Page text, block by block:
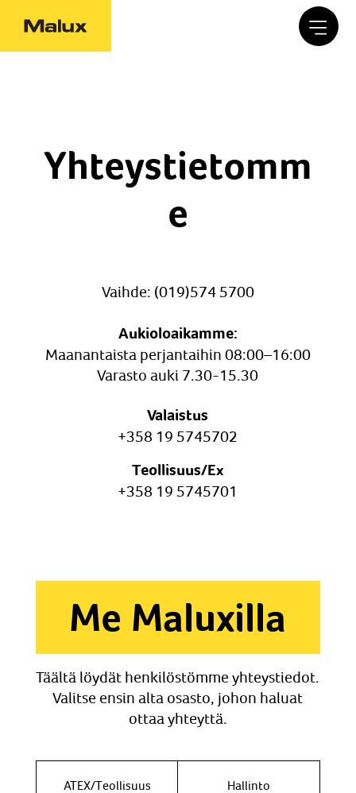
Yhteystietomm
e
Vaihde: (019)574 5700
Aukioloaikamme:
Maanantaista perjantaihin 08:00–16:00
Varasto auki 7.30-15.30
Valaistus
+358 19 5745702
Teollisuus/Ex
+358 19 5745701
Me Maluxilla
Täältä löydät henkilöstömme yhteystiedot.
Valitse ensin alta osasto, johon haluat
ottaa yhteyttä.
ATEX/Teollisuus Hallinto